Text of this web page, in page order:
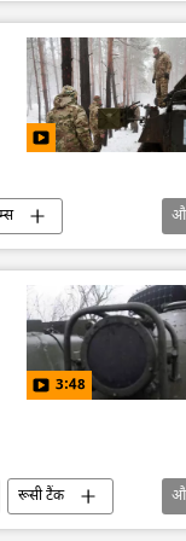
3:48
रूसी टैंक